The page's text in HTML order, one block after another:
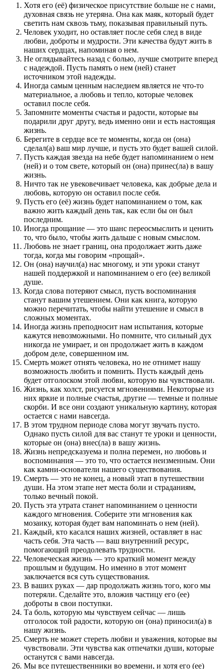
Хотя его (её) физическое присутствие больше не с нами,
духовная связь не утеряна. Она как маяк, который будет
светить нам сквозь тьму, показывая правильный путь.
Человек уходит, но оставляет после себя след в виде
любви, доброты и мудрости. Эти качества будут жить в
наших сердцах, напоминая о нем.
Не оглядывайтесь назад с болью, лучше смотрите вперед
с надеждой. Пусть память о нем (ней) станет
источником этой надежды.
Иногда самым ценным наследием является не что-то
материальное, а любовь и тепло, которые человек
оставил после себя.
Запомните моменты счастья и радости, которые вы
подарили друг другу, ведь именно они и есть настоящая
жизнь.
Берегите в сердце все те моменты, когда он (она)
сделал(а) ваш мир лучше, и пусть это будет вашей силой.
Пусть каждая звезда на небе будет напоминанием о нем
(ней) и о том свете, который он (она) принес(ла) в вашу
жизнь.
Ничто так не увековечивает человека, как добрые дела и
любовь, которую он оставил после себя.
Пусть его (её) жизнь будет напоминанием о том, как
важно жить каждый день так, как если бы он был
последним.
Иногда прощание — это шанс переосмыслить и ценить
то, что было, чтобы жить дальше с новым смыслом.
Любовь не знает границ, она продолжает жить даже
тогда, когда мы говорим «прощай».
Он (она) научил(а) нас многому, и эти уроки станут
нашей поддержкой и напоминанием о его (ее) великой
душе.
Когда слова потеряют смысл, пусть воспоминания
станут вашим утешением. Они как книга, которую
можно перечитать, чтобы найти утешение и смысл в
сложных моментах.
Иногда жизнь преподносит нам испытания, которые
кажутся невозможными. Но помните, что сильный дух
никогда не умирает, и он продолжает жить в каждом
добром деле, совершенном им.
Смерть может отнять человека, но не отнимет нашу
возможность любить и помнить. Пусть каждый день
будет отголоском этой любви, которую вы чувствовали.
Жизнь, как холст, рисуется мгновениями. Некоторые из
них яркие и полные счастья, другие — темные и полные
скорби. И все они создают уникальную картину, которая
остается с нами навсегда.
В этом трудном периоде слова могут звучать пусто.
Однако пусть силой для вас станут те уроки и ценности,
которые он (она) внес(ла) в вашу жизнь.
Жизнь непредсказуема и полна перемен, но любовь и
воспоминания — это то, что остается неизменным. Они
как камни-основатели нашего существования.
Смерть — это не конец, а новый этап в путешествии
души. На этом этапе нет места боли и страданиям,
только вечный покой.
Пусть эта утрата станет напоминанием о ценности
каждого мгновения. Соберите эти мгновения как
мозаику, которая будет вам напоминать о нем (ней).
Каждый, кто касался наших жизней, оставляет в нас
часть себя. Эта часть — ваш внутренний ресурс,
помогающий преодолевать трудности.
Человеческая жизнь — это краткий момент между
прошлым и будущим. Но именно в этот момент
заключается вся суть существования.
В ваших руках — дар продолжать жизнь того, кого мы
потеряли. Сделайте это, вложив частицу его (ее)
доброты в свои поступки.
Та боль, которую мы чувствуем сейчас — лишь
отголосок той радости, которую он (она) приносил(а) в
нашу жизнь.
Смерть не может стереть любви и уважения, которые вы
чувствовали. Эти чувства как отпечатки души, которые
останутся с вами навсегда.
Мы все путешественники во времени, и хотя его (ее)